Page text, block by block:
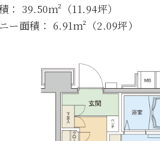
： 39.50m²（11.94坪）
ー面積： 6.91m²（2.09坪）